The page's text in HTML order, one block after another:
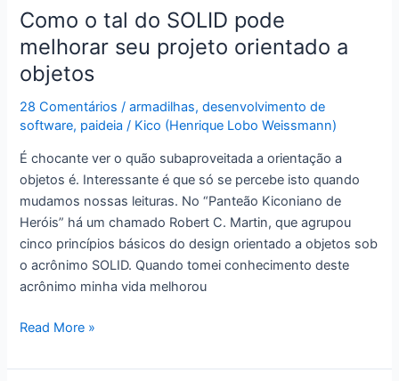
Hype
e
o
Hypista
desenvolvimento
software
Como o tal do SOLID pode
melhorar seu projeto orientado a
objetos
28 Comentários /armadilhas,desenvolvimento de
software, paideia / Kico (Henrique Lobo Weissmann)
É chocante ver o quão subaproveitada a orientação a
objetos é. Interessante é que só se percebe isto quando
mudamos nossas leituras. No “Panteão Kiconiano de
Heróis” há um chamado Robert C. Martin, que agrupou
cinco princípios básicos do design orientado a objetos sob
o acrônimo SOLID. Quando tomei conhecimento deste
acrônimo minha vida melhorou
Como
tal
Read More »